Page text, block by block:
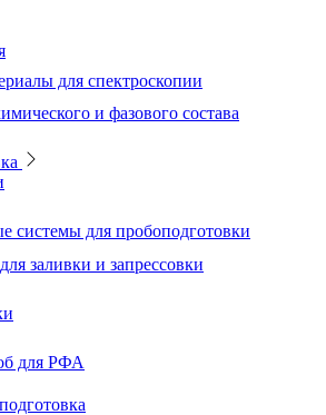
для спектроскопии
и фазового состава
системы для пробоподготовки
заливки и запрессовки
для РФА